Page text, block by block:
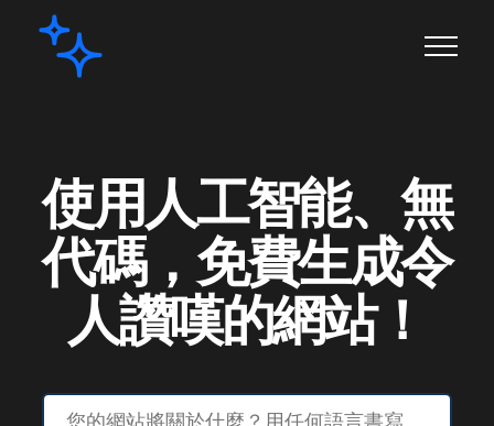
使用人工智能、無
代碼，免費生成令
人讚嘆的網站！